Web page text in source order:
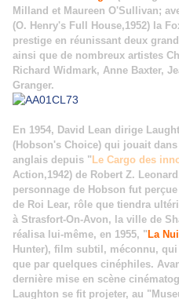
Milland et Maureen O'Sullivan;
(O. Henry's Full House,1952) la
prestige en réunissant deux
ainsi que de nombreux artistes
Richard Widmark, Anne Baxter,
Granger.
En 1954, David Lean dirige
(Hobson's Choice) qui jouait
anglais depuis " Le Cargo des
Action,1942) de Robert Z.
personnage de Hobson fut
de Roi Lear, rôle que tiendra
à Strasfort-On-Avon, la ville de
réalisa lui-même, en 1955, " La
Hunter), film subtil, méconnu,
que par quelques cinéphiles.
dernière mise en scène
Laughton se fit projeter, au